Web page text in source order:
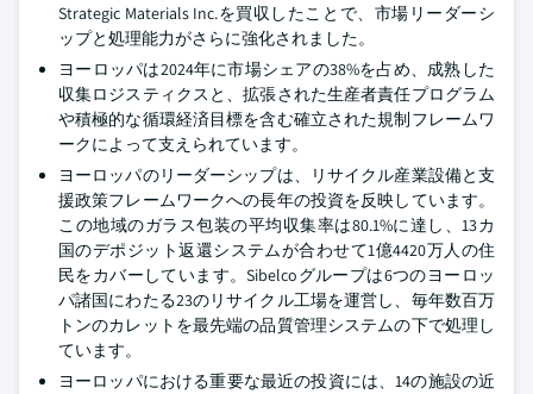
Strategic Materials Inc.を買収したことで、市場リーダーシ
ップと処理能力がさらに強化されました。
ヨーロッパは2024年に市場シェアの38%を占め、成熟した
収集ロジスティクスと、拡張された生産者責任プログラム
や積極的な循環経済目標を含む確立された規制フレームワ
ークによって支えられています。
ヨーロッパのリーダーシップは、リサイクル産業設備と支
援政策フレームワークへの長年の投資を反映しています。
この地域のガラス包装の平均収集率は80.1%に達し、13カ
国のデポジット返還システムが合わせて1億4420万人の住
民をカバーしています。Sibelcoグループは6つのヨーロッ
パ諸国にわたる23のリサイクル工場を運営し、毎年数百万
トンのカレットを最先端の品質管理システムの下で処理し
ています。
ヨーロッパにおける重要な最近の投資には、14の施設の近